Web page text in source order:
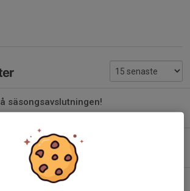
säsongsavslutningen!
0
till Runsten!
lördag 14 mars